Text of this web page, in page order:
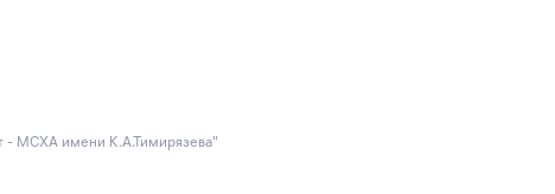
- МСХА имени К.А.Тимирязева"